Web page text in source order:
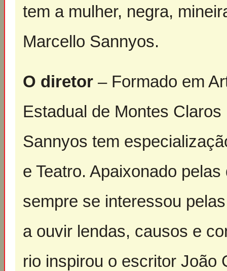
tem a mulher, negra,
Marcello Sannyos.
O diretor – Formado em
Estadual de Montes
Sannyos tem
e Teatro. Apaixonado
sempre se interessou
a ouvir lendas, causos e
rio inspirou o escritor João